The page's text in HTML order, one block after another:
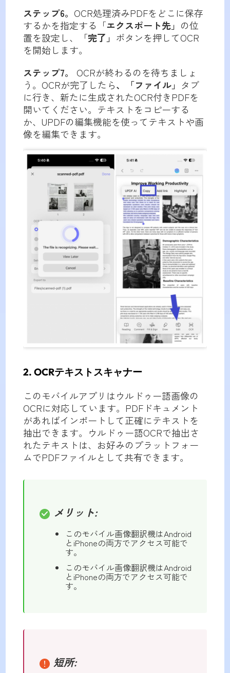
ステップ6。 OCR処理済みPDFをどこに保存
するかを指定する「エクスポート先」 の位
置を設定し、「完了」 ボタンを押してOCR
を開始します。
ステップ7。 OCRが終わるのを待ちましょ
う。OCRが完了したら、「ファイル」 タブ
に行き、新たに生成されたOCR付きPDFを
開いてください。テキストをコピーする
か、UPDFの編集機能を使ってテキストや画
像を編集できます。
2. OCRテキストスキャナー
このモバイルアプリはウルドゥー語画像の
OCRに対応しています。PDFドキュメント
があればインポートして正確にテキストを
抽出できます。ウルドゥー語OCRで抽出さ
れたテキストは、お好みのプラットフォー
ムでPDFファイルとして共有できます。
メリット:
このモバイル画像翻訳機はAndroid
とiPhoneの両方でアクセス可能で
す。
このモバイル画像翻訳機はAndroid
とiPhoneの両方でアクセス可能で
す。
短所: